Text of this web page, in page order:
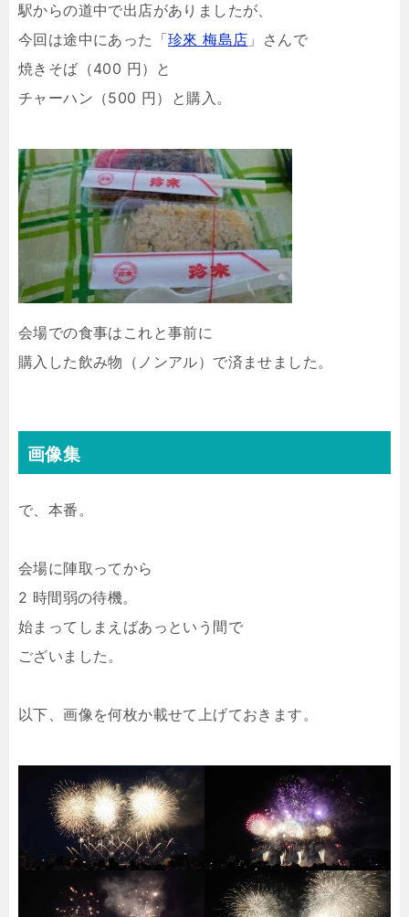
駅からの道中で出店がありましたが、
今回は途中にあった「珍來 梅島店 」さんで
焼きそば（400 円）と
チャーハン（500 円）と購入。
会場での食事はこれと事前に
購入した飲み物（ノンアル）で済ませました。
画像集
で、本番。
会場に陣取ってから
2 時間弱の待機。
始まってしまえばあっという間で
ございました。
以下、画像を何枚か載せて上げておきます。